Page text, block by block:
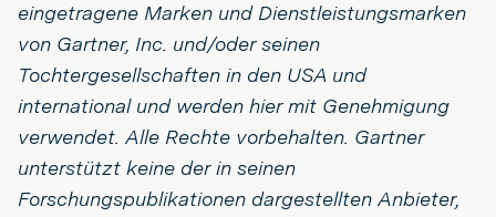
eingetragene Marken und Dienstleistungsmarken
von Gartner, Inc. und/oder seinen
Tochtergesellschaften in den USA und
international und werden hier mit Genehmigung
verwendet. Alle Rechte vorbehalten. Gartner
unterstützt keine der in seinen
Forschungspublikationen dargestellten Anbieter,